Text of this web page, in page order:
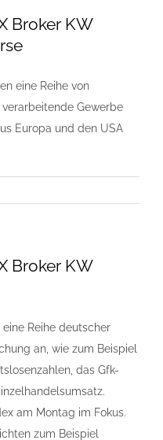
Broker KW
eine Reihe von
Gewerbe
Europa und den USA
Broker KW
Reihe deutscher
an, wie zum Beispiel
das Gfk-
am Montag im Fokus.
zum Beispiel